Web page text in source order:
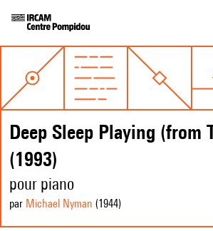
Deep Sleep Playing (from
(1993)
pour piano
par Michael Nyman (1944)